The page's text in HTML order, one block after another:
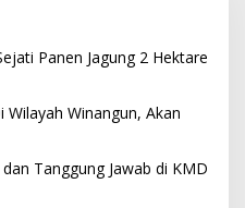
Panen Jagung 2 Hektare
Wilayah Winangun, Akan
Tanggung Jawab di KMD